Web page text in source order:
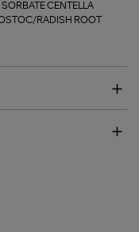
CENTELLA
RADISH ROOT